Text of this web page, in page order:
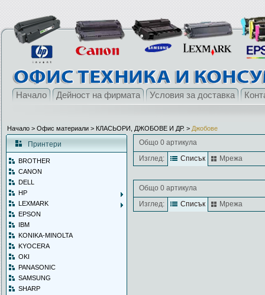
Начало Дейност на фирмата Условия за доставка
Начало > Офис материали > КЛАСЬОРИ, ДЖОБОВЕ И ДР. > Джобове
Принтери
BROTHER
CANON
DELL
HP
LEXMARK
EPSON
IBM
KONIKA-MINOLTA
KYOCERA
OKI
PANASONIC
SAMSUNG
SHARP
Общо 0 артикула
Изглед:
Списък Мрежа
Общо 0 артикула
Изглед:
Списък Мрежа